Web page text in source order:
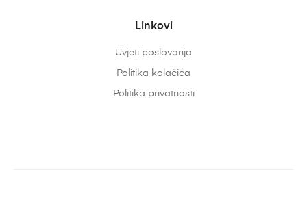
Linkovi
Uvjeti poslovanja
Politika kolačića
Politika privatnosti